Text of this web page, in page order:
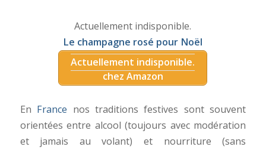
Actuellement indisponible.
Le champagne rosé pour Noël
Actuellement indisponible.
chez Amazon
En France nos traditions festives sont souvent
orientées entre alcool (toujours avec modération
et jamais au volant) et nourriture (sans